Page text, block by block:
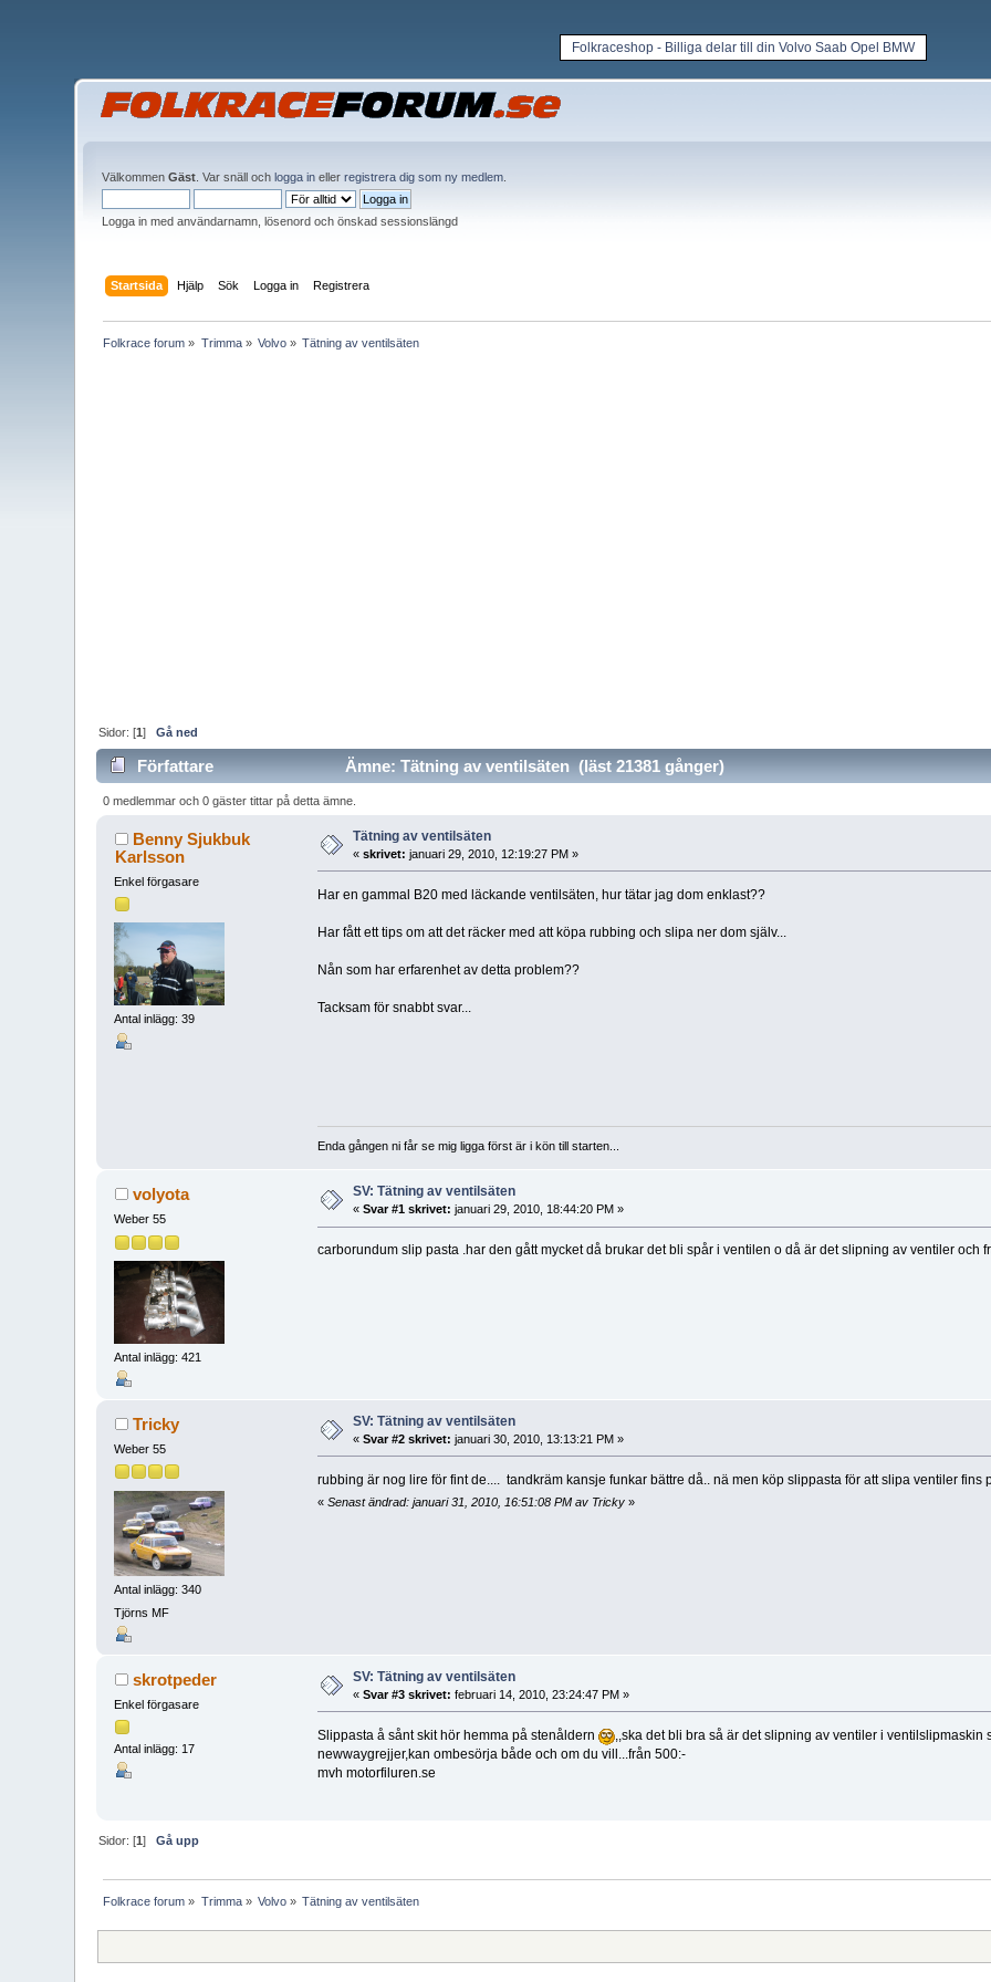
Folkraceshop - Billiga delar till din Volvo Saab Opel BMW
VälkommenGäst . Var snäll ochlogga in ellerregistrera dig som ny medlem
Logga in med användarnamn, lösenord och önskad sessionslängd
Startsida Hjälp Sök Logga in Registrera
Folkrace forum » Trimma» Volvo » Tätning av ventilsäten
Sidor: [1]Gå ned
Författare Ämne: Tätning av ventilsäten (läst 21381 gånger)
0 medlemmar och 0 gäster tittar på detta ämne.
Benny Sjukbuk
Karlsson
Enkel förgasare
Antal inlägg: 39
Tätning av ventilsäten
«skrivet: januari 29, 2010, 12:19:27 PM »
Har en gammal B20 med läckande ventilsäten, hur tätar jag dom enklast??
Har fått ett tips om att det räcker med att köpa rubbing och slipa ner dom själv...
Nån som har erfarenhet av detta problem??
Tacksam för snabbt svar...
Enda gången ni får se mig ligga först är i kön till starten...
volyota
Weber 55
Antal inlägg: 421
SV: Tätning av ventilsäten
«Svar #1 skrivet: januari 29, 2010, 18:44:20 PM »
carborundum slip pasta .har den gått mycket då brukar det bli spår i ventilen o då är det slipning av ventiler och
Tricky
Weber 55
Antal inlägg: 340
Tjörns MF
SV: Tätning av ventilsäten
«Svar #2 skrivet: januari 30, 2010, 13:13:21 PM »
rubbing är nog lire för fint de.... tandkräm kansje funkar bättre då.. nä men köp slippasta för att slipa ventiler fins
« Senast ändrad: januari 31, 2010, 16:51:08 PM av Tricky»
skrotpeder
Enkel förgasare
Antal inlägg: 17
SV: Tätning av ventilsäten
«Svar #3 skrivet: februari 14, 2010, 23:24:47 PM »
Slippasta å sånt skit hör hemma på stenåldern
,,ska det bli bra så är det slipning av ventiler i ventilslipmaskin
newwaygrejjer,kan ombesörja både och om du vill...från 500:-
mvh motorfiluren.se
Sidor: [1]Gå upp
Folkrace forum » Trimma» Volvo » Tätning av ventilsäten